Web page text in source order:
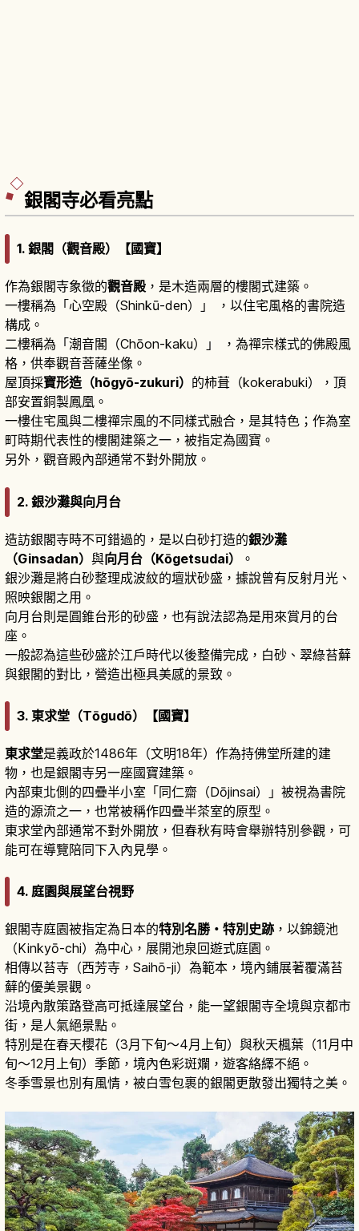
銀閣寺必看亮點
1. 銀閣（觀音殿）【國寶】
作為銀閣寺象徵的觀音殿 ，是木造兩層的樓閣式建築。
一樓稱為「心空殿（Shinkū-den）」 ，以住宅風格的書院造
構成。
二樓稱為「潮音閣（Chōon-kaku）」 ，為禪宗樣式的佛殿風
格，供奉觀音菩薩坐像。
屋頂採寶形造（hōgyō-zukuri） 的柿葺（kokerabuki），頂
部安置銅製鳳凰。
一樓住宅風與二樓禪宗風的不同樣式融合，是其特色；作為室
町時期代表性的樓閣建築之一，被指定為國寶。
另外，觀音殿內部通常不對外開放。
2. 銀沙灘與向月台
造訪銀閣寺時不可錯過的，是以白砂打造的銀沙灘
（Ginsadan） 與向月台（Kōgetsudai）
。
銀沙灘是將白砂整理成波紋的壇狀砂盛，據說曾有反射月光、
照映銀閣之用。
向月台則是圓錐台形的砂盛，也有說法認為是用來賞月的台
座。
一般認為這些砂盛於江戶時代以後整備完成，白砂、翠綠苔蘚
與銀閣的對比，營造出極具美感的景致。
3. 東求堂（Tōgudō）【國寶】
東求堂是義政於1486年（文明18年）作為持佛堂所建的建
物，也是銀閣寺另一座國寶建築。
內部東北側的四疊半小室「同仁齋（Dōjinsai）」被視為書院
造的源流之一，也常被稱作四疊半茶室的原型。
東求堂內部通常不對外開放，但春秋有時會舉辦特別參觀，可
能可在導覽陪同下入內見學。
4. 庭園與展望台視野
銀閣寺庭園被指定為日本的特別名勝・特別史跡 ，以錦鏡池
（Kinkyō-chi）為中心，展開池泉回遊式庭園。
相傳以苔寺（西芳寺，Saihō-ji）為範本，境內鋪展著覆滿苔
蘚的優美景觀。
沿境內散策路登高可抵達展望台，能一望銀閣寺全境與京都市
街，是人氣絕景點。
特別是在春天櫻花（3月下旬〜4月上旬）與秋天楓葉（11月中
旬〜12月上旬）季節，境內色彩斑斕，遊客絡繹不絕。
冬季雪景也別有風情，被白雪包裹的銀閣更散發出獨特之美。